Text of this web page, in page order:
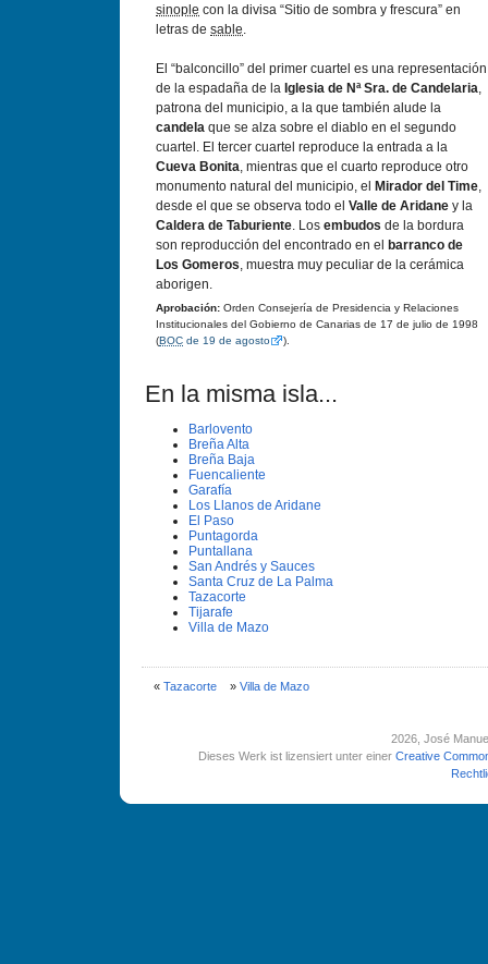
sinople con la divisa “Sitio de sombra y frescura” en
letras de sable.
El “balconcillo” del primer cuartel es una representación
de la espadaña de la Iglesia de Nª Sra. de Candelaria,
patrona del municipio, a la que también alude la
candela que se alza sobre el diablo en el segundo
cuartel. El tercer cuartel reproduce la entrada a la
Cueva Bonita, mientras que el cuarto reproduce otro
monumento natural del municipio, el
Mirador del Time,
desde el que se observa todo el Valle de Aridane y la
Caldera de Taburiente. Los embudos de la bordura
son reproducción del encontrado en el
barranco de
Los Gomeros, muestra muy peculiar de la cerámica
aborigen.
Aprobación: Orden Consejería de Presidencia y Relaciones
Institucionales del Gobierno de Canarias de 17 de julio de 1998
(BOC de 19 de agosto ).
En la misma isla...
Barlovento
Breña Alta
Breña Baja
Fuencaliente
Garafí­a
Los Llanos de Aridane
El Paso
Puntagorda
Puntallana
San Andrés y Sauces
Santa Cruz de La Palma
Tazacorte
Tijarafe
Villa de Mazo
« Tazacorte» Villa de Mazo
2026 , José
Dieses Werk ist lizensiert unter einer Creative